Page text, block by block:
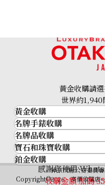
18K gold (K18) Kihei
HKD 209,457.25
感謝您使用
收購金額 加碼
黃金收購請
世界約1,940
黃金收購
黃金･金條
金條
金幣及銀幣
過去十年黃金價格
金飾
名牌手錶收購
名牌手錶收購
勞力士 (Rolex)
Patek Philippe
Audemars Piguet
名牌品收購
名牌品收購
HERMES
LOUIS VUITTON
寶石和珠寶收購
寶石和珠寶
鉑金收購
神奈川縣公安委員
Copyright©2026 高價收購店